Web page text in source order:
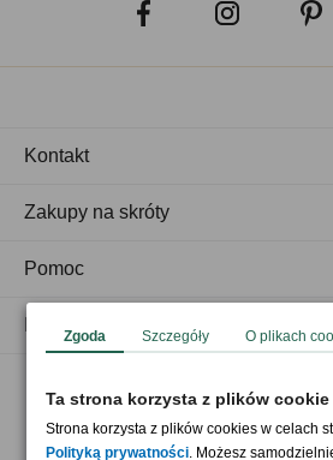
Akceptujemy
Kontakt
Zakupy na skróty
Pomoc
Zgoda Szczegóły O plikach
Ta strona korzysta z plików cookie
Strona korzysta z plików cookies w celach
Polityką prywatności. Możesz